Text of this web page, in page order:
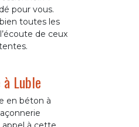
pour vous.
toutes les
de ceux
Luble
en béton à